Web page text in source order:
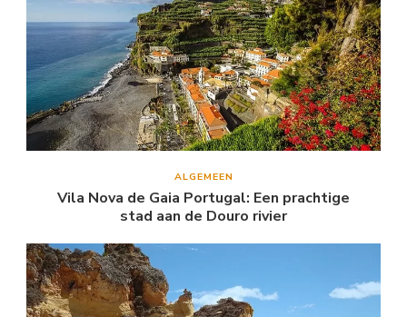
ALGEMEEN
Vila Nova de Gaia Portugal: Een prachtige
stad aan de Douro rivier